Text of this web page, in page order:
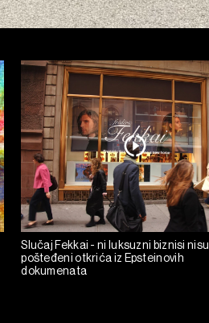
Slučaj Fekkai - ni luksuzni biznisi nisu
pošteđeni otkrića iz Epsteinovih
dokumenata